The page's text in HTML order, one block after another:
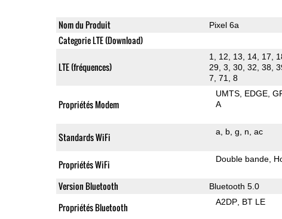
Nom du Produit Pixel 6a
Categorie LTE (Download)
LTE (fréquences)
1, 12, 13, 14, 17,
29, 3, 30, 32, 38,
7, 71, 8
Propriétés Modem
UMTS EDGE
A
Standards WiFi a b g n ac
Propriétés WiFi Double bande
Version Bluetooth Bluetooth 5.0
Propriétés Bluetooth A2DP BT LE